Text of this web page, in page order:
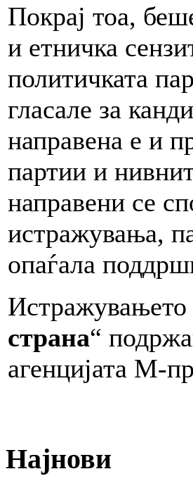
Покрај тоа,
и етничка
политичката
гласале за
направена е и
партии и
направени се
истражувања,
опаѓала
Истражувањето
страна“
агенцијата М-
Најнови